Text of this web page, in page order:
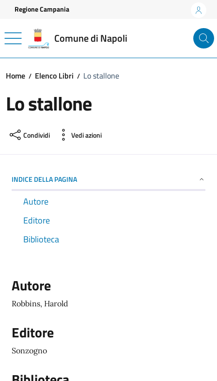
Vai ai contenuti
Vai al footer
Regione Campania
Comune di Napoli
Home Elenco Libri Lo stallone
Lo stallone
Condividi Vedi azioni
INDICE DELLA PAGINA
Autore
Editore
Biblioteca
Autore
Robbins, Harold
Editore
Sonzogno